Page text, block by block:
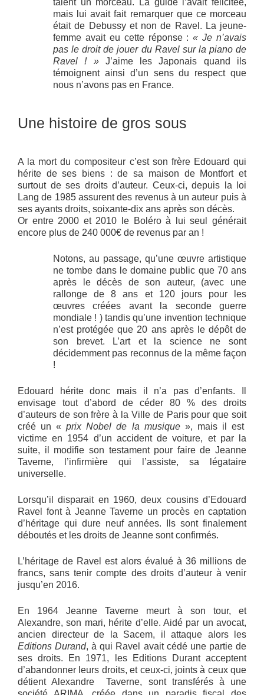
mais lui avait fait remarquer que ce morceau
était de Debussy et non de Ravel. La jeune-
femme avait eu cette réponse :« Je n’avais
pas le droit de jouer du Ravel sur la piano de
Ravel ! » J’aime les Japonais quand ils
témoignent ainsi d’un sens du respect que
nous n’avons pas en France.
Une histoire de gros sous
A la mort du compositeur c’est son frère Edouard qui
hérite de ses biens : de sa maison de Montfort et
surtout de ses droits d’auteur. Ceux-ci, depuis la loi
Lang de 1985 assurent des revenus à un auteur puis à
ses ayants droits, soixante-dix ans après son décès.
Or entre 2000 et 2010 le Boléro à lui seul générait
encore plus de 240 000€ de revenus par an !
Notons, au passage, qu’une œuvre artistique
ne tombe dans le domaine public que 70 ans
après le décès de son auteur, (avec une
rallonge de 8 ans et 120 jours pour les
œuvres créées avant la seconde guerre
mondiale ! ) tandis qu’une invention technique
n’est protégée que 20 ans après le dépôt de
son brevet. L’art et la science ne sont
décidemment pas reconnus de la même façon
!
Edouard hérite donc mais il n’a pas d’enfants. Il
envisage tout d’abord de céder 80 % des droits
d’auteurs de son frère à la Ville de Paris pour que soit
créé un «prix Nobel de la musique », mais il est
victime en 1954 d’un accident de voiture, et par la
suite, il modifie son testament pour faire de Jeanne
Taverne, l’infirmière qui l’assiste, sa légataire
universelle.
Lorsqu’il disparait en 1960, deux cousins d’Edouard
Ravel font à Jeanne Taverne un procès en captation
d’héritage qui dure neuf années. Ils sont finalement
déboutés et les droits de Jeanne sont confirmés.
L’héritage de Ravel est alors évalué à 36 millions de
francs, sans tenir compte des droits d’auteur à venir
jusqu’en 2016.
En 1964 Jeanne Taverne meurt à son tour, et
Alexandre, son mari, hérite d’elle. Aidé par un avocat,
ancien directeur de la Sacem, il attaque alors les
Editions Durand, à qui Ravel avait cédé une partie de
ses droits. En 1971, les Editions Durant acceptent
d’abandonner leurs droits, et ceux-ci, joints à ceux que
détient Alexandre Taverne, sont transférés à une